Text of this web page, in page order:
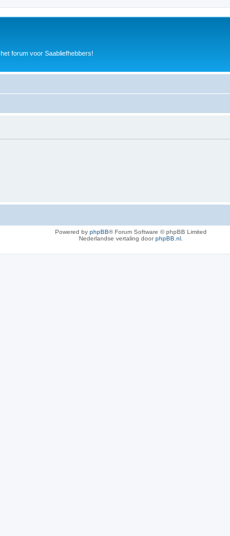
het forum voor Saabliefhebbers!
Powered by phpBB® Forum Software © phpBB Limited
Nederlandse vertaling doorphpBB.nl